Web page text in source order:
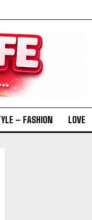
– FASHION LOVE